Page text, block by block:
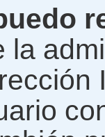
la